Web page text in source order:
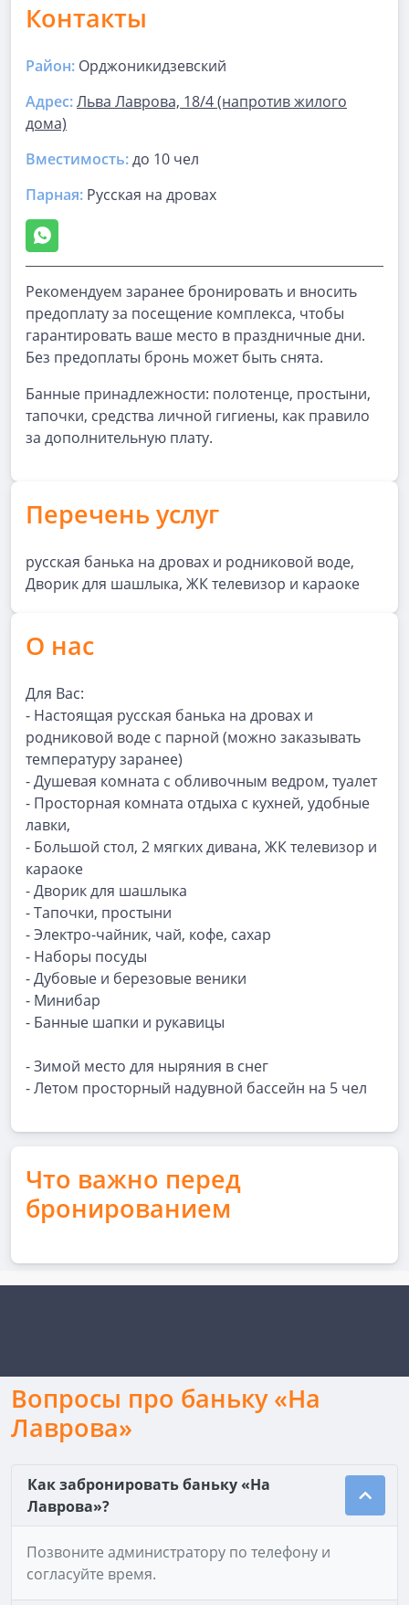
Контакты
Район: Орджоникидзевский
Адрес:Льва Лаврова, 18/4 (напротив жилого
дома)
Вместимость:до 10 чел
Парная: Русская на дровах
Рекомендуем заранее бронировать и вносить
предоплату за посещение комплекса, чтобы
гарантировать ваше место в праздничные дни.
Без предоплаты бронь может быть снята.
Банные принадлежности: полотенце, простыни,
тапочки, средства личной гигиены, как правило
за дополнительную плату.
Перечень услуг
русская банька на дровах и родниковой воде,
Дворик для шашлыка, ЖК телевизор и караоке
О нас
Для Вас:
- Настоящая русская банька на дровах и
родниковой воде с парной (можно заказывать
температуру заранее)
- Душевая комната с обливочным ведром, туалет
- Просторная комната отдыха с кухней, удобные
лавки,
- Большой стол, 2 мягких дивана, ЖК телевизор и
караоке
- Дворик для шашлыка
- Тапочки, простыни
- Электро-чайник, чай, кофе, сахар
- Наборы посуды
- Дубовые и березовые веники
- Минибар
- Банные шапки и рукавицы
- Зимой место для ныряния в снег
- Летом просторный надувной бассейн на 5 чел
Что важно перед
бронированием
Вопросы про баньку «На
Лаврова»
Как забронировать баньку «На
Лаврова»?
Позвоните администратору по телефону и
согласуйте время.